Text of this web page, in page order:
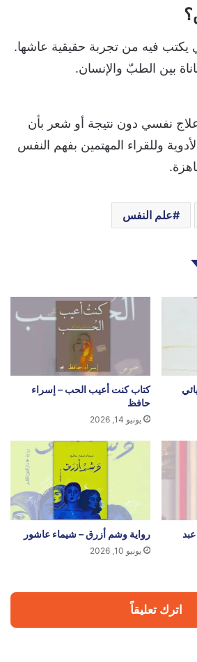
فيه من تجربة حقيقية عاشها.
بين الطبّ والإنسان.
نفسي دون نتيجة أو شعر بأن
وللقراء المهتمين بفهم النفس
علم النفس
كتاب كنت أعيب الحب – إسراء
حافظ
يونيو 14, 2026
رواية وشم أزرق – شيماء عاشور
يونيو 10, 2026
اترك تعليقاً